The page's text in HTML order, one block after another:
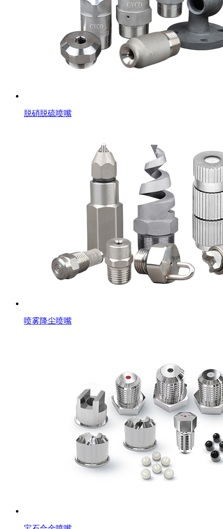
脱硝脱硫喷嘴
喷雾降尘喷嘴